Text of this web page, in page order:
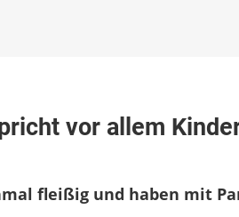
vor allem
fleißig und haben mit